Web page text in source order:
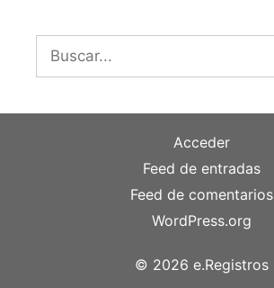
Buscar:
Acceder
Feed de entradas
Feed de comentarios
WordPress.org
© 2026 e.Registros